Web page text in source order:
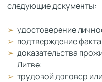
следующие документы:
удостоверение
подтверждение
доказательства
Литве;
трудовой договор